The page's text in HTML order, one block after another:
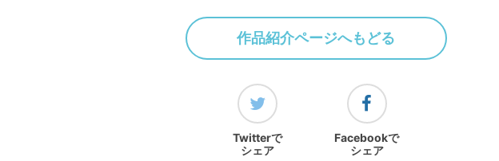
作品紹介ページへもどる
Twitterで
シェア
Facebookで
シェア